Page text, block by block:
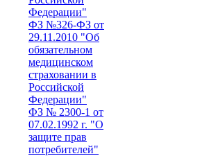
Федерации"
ФЗ №326-ФЗ от
29.11.2010 "Об
обязательном
медицинском
страховании в
Российской
Федерации"
ФЗ № 2300-1 от
07.02.1992 г. "О
защите прав
потребителей"